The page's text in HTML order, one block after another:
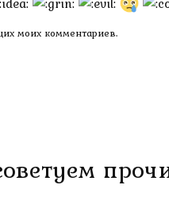
моих комментариев.